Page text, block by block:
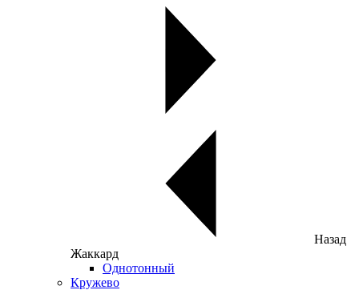
Назад
Жаккард
Однотонный
Кружево